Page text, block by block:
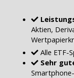
Aktien,
Alle ETF-
Sehr